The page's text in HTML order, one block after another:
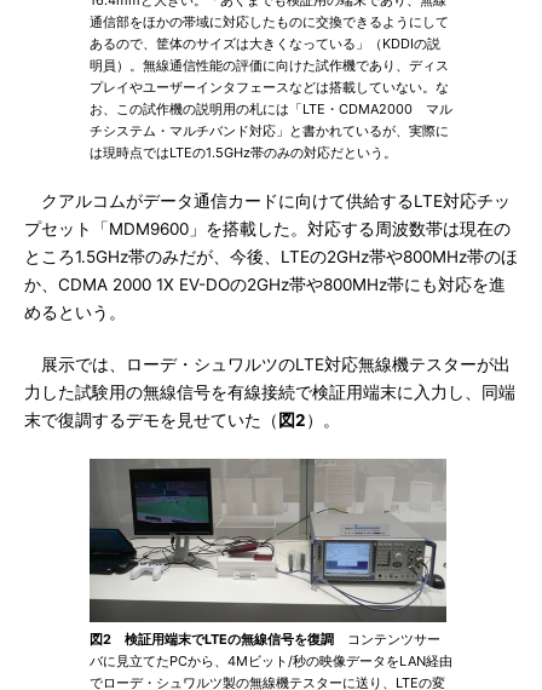
通信部をほかの帯域に対応したものに交換できるようにして
あるので、筐体のサイズは大きくなっている」（KDDIの説
明員）。無線通信性能の評価に向けた試作機であり、ディス
プレイやユーザーインタフェースなどは搭載していない。な
お、この試作機の説明用の札には「LTE・CDMA2000 マル
チシステム・マルチバンド対応」と書かれているが、実際に
は現時点ではLTEの1.5GHz帯のみの対応だという。
クアルコムがデータ通信カードに向けて供給するLTE対応チッ
プセット「MDM9600」を搭載した。対応する周波数帯は現在の
ところ1.5GHz帯のみだが、今後、LTEの2GHz帯や800MHz帯のほ
か、CDMA 2000 1X EV-DOの2GHz帯や800MHz帯にも対応を進
めるという。
展示では、ローデ・シュワルツのLTE対応無線機テスターが出
力した試験用の無線信号を有線接続で検証用端末に入力し、同端
末で復調するデモを見せていた（ 図2）。
図2 検証用端末でLTEの無線信号を復調 コンテンツサー
バに見立てたPCから、4Mビット/秒の映像データをLAN経由
でローデ・シュワルツ製の無線機テスターに送り、LTEの変